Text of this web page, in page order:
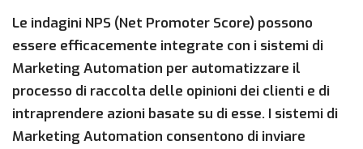
Le indagini NPS (Net Promoter Score) possono
essere efficacemente integrate con i sistemi di
Marketing Automation per automatizzare il
processo di raccolta delle opinioni dei clienti e di
intraprendere azioni basate su di esse. I sistemi di
Marketing Automation consentono di inviare